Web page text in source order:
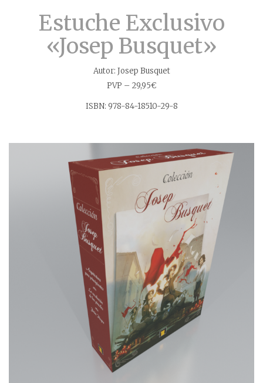
Estuche Exclusivo
«Josep Busquet»
Autor: Josep Busquet
PVP – 29,95€
ISBN: 978-84-18510-29-8